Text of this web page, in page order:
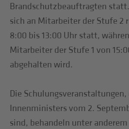
Brandschutzbeauftragten
sich an Mitarbeiter der Stufe
8:00 bis 13:00 Uhr statt,
Mitarbeiter der Stufe 1 von
abgehalten wird.
Die
Innenministers vom 2.
sind, behandeln unter